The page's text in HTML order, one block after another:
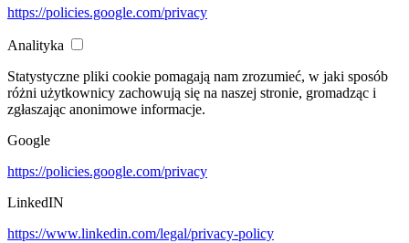
https://policies.google.com/privacy
Analityka
Statystyczne pliki cookie pomagają nam zrozumieć, w jaki sposób
różni użytkownicy zachowują się na naszej stronie, gromadząc i
zgłaszając anonimowe informacje.
Google
https://policies.google.com/privacy
LinkedIN
https://www.linkedin.com/legal/privacy-policy